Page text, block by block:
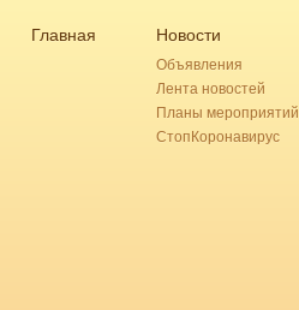
Главная Новости
Объявления
Лента новостей
Планы мероприятий
СтопКоронавирус